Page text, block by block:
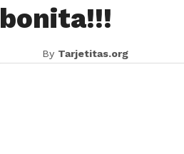
bonita!!!
By Tarjetitas.org